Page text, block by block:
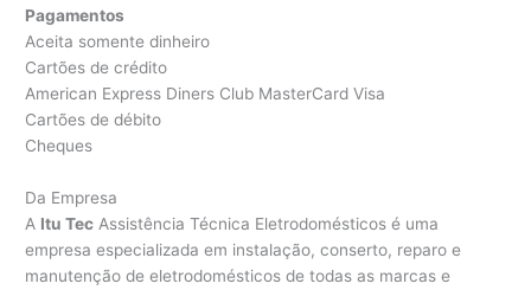
Pagamentos
Aceita somente dinheiro
Cartões de crédito
American Express Diners Club MasterCard Visa
Cartões de débito
Cheques
Da Empresa
A Itu Tec Assistência Técnica Eletrodomésticos é uma
empresa especializada em instalação, conserto, reparo e
manutenção de eletrodomésticos de todas as marcas e